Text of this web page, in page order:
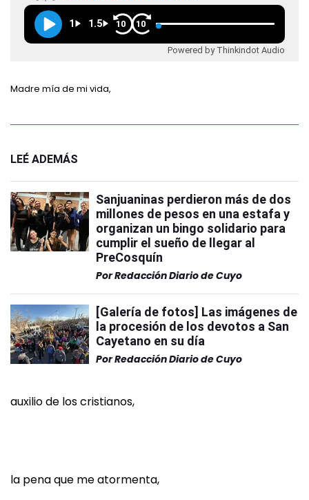
1 1.5 10 10
Powered by Thinkindot Audio
Madre mía de mi vida,
LEÉ ADEMÁS
Sanjuaninas perdieron más de dos
millones de pesos en una estafa y
organizan un bingo solidario para
cumplir el sueño de llegar al
PreCosquín
PorRedacción Diario de Cuyo
[Galería de fotos] Las imágenes de
la procesión de los devotos a San
Cayetano en su día
PorRedacción Diario de Cuyo
auxilio de los cristianos,
la pena que me atormenta,